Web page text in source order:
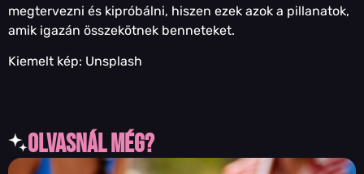
megtervezni és kipróbálni, hiszen ezek azok a pillanatok,
amik igazán összekötnek benneteket.
Kiemelt kép: Unsplash
olvasnál még?